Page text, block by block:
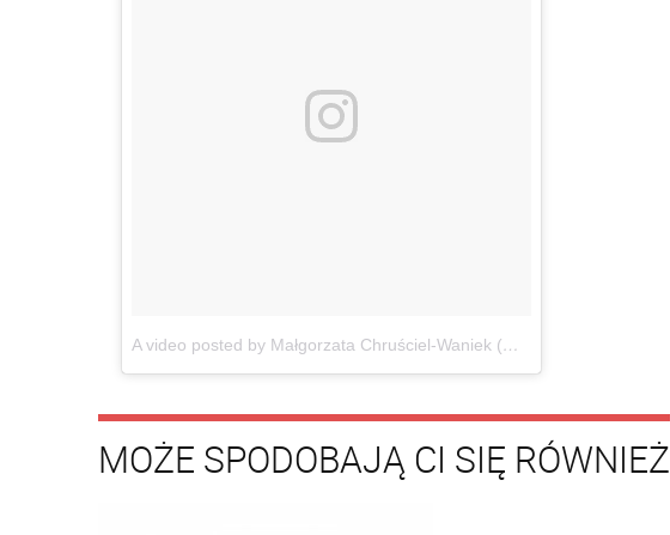
A video posted by Małgorzata Chruściel-Waniek (@gosiawaniek)
MOŻE SPODOBAJĄ CI SIĘ RÓWNIEŻ